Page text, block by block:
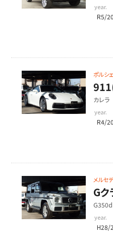
ーPKG
year.
R5/
ポルシェ
カレ
ールパ
year.
R4/
メルセ
Gク
year.
H28/